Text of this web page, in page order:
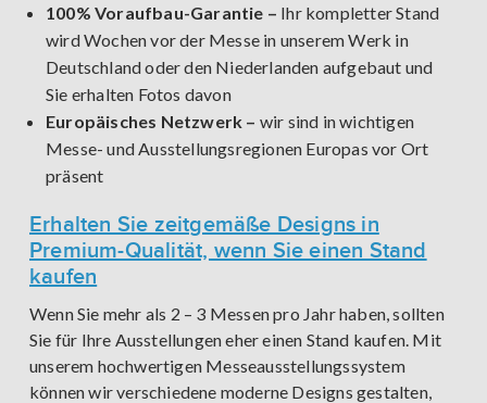
100% Voraufbau-Garantie – Ihr kompletter Stand
wird Wochen vor der Messe in unserem Werk in
Deutschland oder den Niederlanden aufgebaut und
Sie erhalten Fotos davon
Europäisches Netzwerk – wir sind in wichtigen
Messe- und Ausstellungsregionen Europas vor Ort
präsent
Erhalten Sie zeitgemäße Designs in
Premium-Qualität, wenn Sie einen Stand
kaufen
Wenn Sie mehr als 2 – 3 Messen pro Jahr haben, sollten
Sie für Ihre Ausstellungen eher einen Stand kaufen. Mit
unserem hochwertigen Messeausstellungssystem
können wir verschiedene moderne Designs gestalten,